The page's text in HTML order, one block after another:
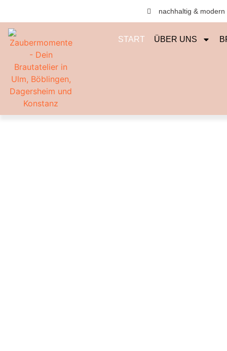
nachhaltig & modern
START ÜBER UNS